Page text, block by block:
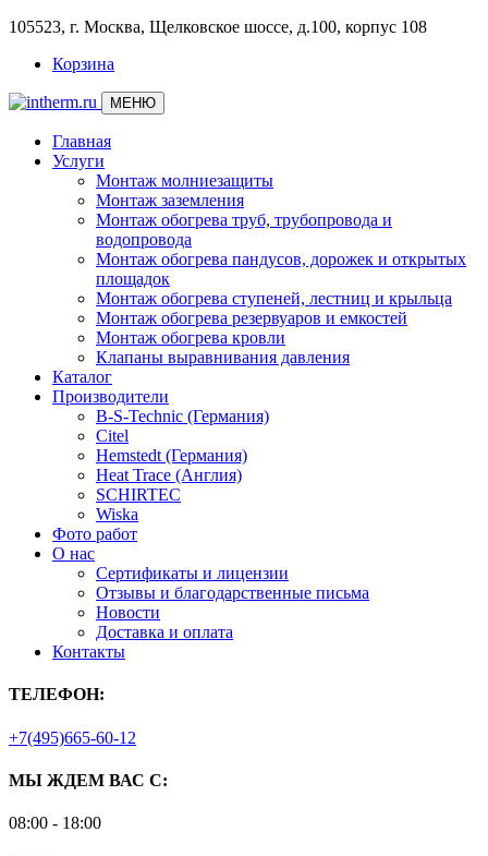
105523, г. Москва, Щелковское шоссе, д.100, корпус 108
Корзина
МЕНЮ
Главная
Услуги
Монтаж молниезащиты
Монтаж заземления
Монтаж обогрева труб, трубопровода и
водопровода
Монтаж обогрева пандусов, дорожек и открытых
площадок
Монтаж обогрева ступеней, лестниц и крыльца
Монтаж обогрева резервуаров и емкостей
Монтаж обогрева кровли
Клапаны выравнивания давления
Каталог
Производители
B-S-Technic (Германия)
Citel
Hemstedt (Германия)
Heat Trace (Англия)
SCHIRTEC
Wiska
Фото работ
О нас
Сертификаты и лицензии
Отзывы и благодарственные письма
Новости
Доставка и оплата
Контакты
ТЕЛЕФОН:
+7(495)665-60-12
МЫ ЖДЕМ ВАС С:
08:00 - 18:00